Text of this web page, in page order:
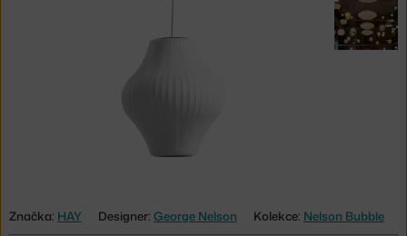
Značka: HAY Designer: George Nelson Kolekce: Nelson Bubble